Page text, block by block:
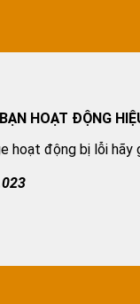
HOẠT ĐỘNG
hoạt động bị lỗi hãy